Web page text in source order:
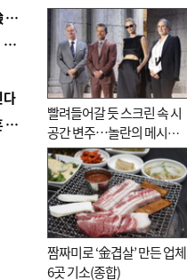
■ 검사 신분 버리고 직급하향(10년 이하 저연차 검사)…檢 중수청행 기피
■ 지역 상권도 말라죽을 판이라…가뭄 속 밀양물축제 강행 논란
■ 국힘 부산시당, ‘정이한 조력’ 시의원 윤리위에…‘한동훈 지지’도 신고접수
빨려들어갈 듯 스크린 속 시
공간 변주…놀란의 메시지
는 ‘전쟁 속죄’
짬짜미로 ‘金겹살’ 만든 업체
6곳 기소(종합)